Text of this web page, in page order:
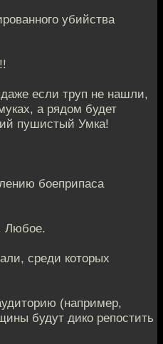
убийства
если труп не нашли,
а рядом будет
пушистый Умка!
боеприпаса
Любое.
среди которых
(например,
будут дико репостить